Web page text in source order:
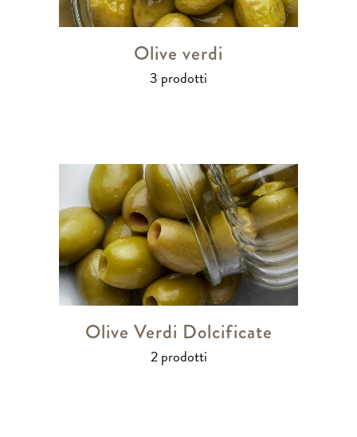
Olive verdi
3 prodotti
Olive Verdi Dolcificate
2 prodotti